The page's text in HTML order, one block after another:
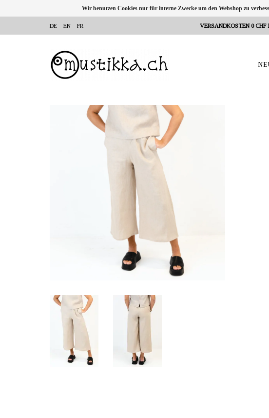
DE EN FR VERSANDKOSTEN 0
Wir benutzen Cookies nur für interne Zwecke um den Webshop zu